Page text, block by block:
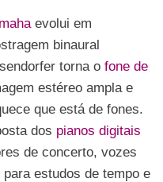
evolui em
binaural
torna o fone de
estéreo ampla e
que está de fones.
dos pianos digitais
de concerto, vozes
estudos de tempo e